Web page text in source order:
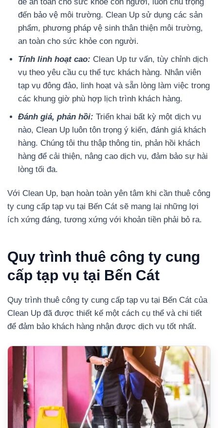
đến bảo vệ môi trường. Clean Up sử dụng các sản
phẩm, phương pháp vệ sinh thân thiện môi trường,
an toàn cho sức khỏe con người.
Tính linh hoạt cao: Clean Up tư vấn, tùy chỉnh dịch
vụ theo yêu cầu cụ thể tực khách hàng. Nhân viên
tạp vụ đông đảo, linh hoạt và sẵn lòng làm việc trong
các khung giờ phù hợp lịch trình khách hàng.
Đánh giá, phản hồi: Triển khai bất kỳ một dịch vụ
nào, Clean Up luôn tôn trọng ý kiến, đánh giá khách
hàng. Chúng tôi thu thập thông tin, phản hồi khách
hàng để cải thiện, nâng cao dịch vụ, đảm bảo sự hài
lòng tối đa.
Với Clean Up, bạn hoàn toàn yên tâm khi cần thuê công
ty cung cấp tạp vụ tại Bến Cát sẽ mang lại những lợi
ích xứng đáng, tương xứng với khoản tiền phải bỏ ra.
Quy trình thuê công ty cung
cấp tạp vụ tại Bến Cát
Quy trình thuê công ty cung cấp tạp vụ tại Bến Cát của
Clean Up đã được thiết kế một cách cụ thể và chi tiết
để đảm bảo khách hàng nhận được dịch vụ tốt nhất.